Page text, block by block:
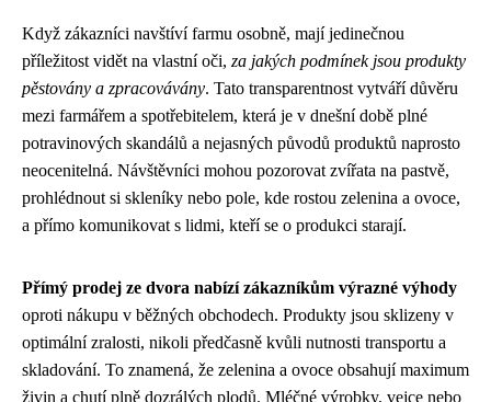
Když zákazníci navštíví farmu osobně, mají jedinečnou
příležitost vidět na vlastní oči, za jakých podmínek jsou produkty
pěstovány a zpracovávány. Tato transparentnost vytváří důvěru
mezi farmářem a spotřebitelem, která je v dnešní době plné
potravinových skandálů a nejasných původů produktů naprosto
neocenitelná. Návštěvníci mohou pozorovat zvířata na pastvě,
prohlédnout si skleníky nebo pole, kde rostou zelenina a ovoce,
a přímo komunikovat s lidmi, kteří se o produkci starají.
Přímý prodej ze dvora nabízí zákazníkům výrazné výhody
oproti nákupu v běžných obchodech. Produkty jsou sklizeny v
optimální zralosti, nikoli předčasně kvůli nutnosti transportu a
skladování. To znamená, že zelenina a ovoce obsahují maximum
živin a chutí plně dozrálých plodů. Mléčné výrobky, vejce nebo